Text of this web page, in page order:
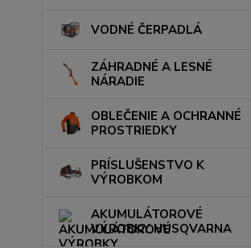
VODNÉ ČERPADLÁ
ZÁHRADNÉ A LESNÉ
NÁRADIE
OBLEČENIE A OCHRANNÉ
PROSTRIEDKY
PRÍSLUŠENSTVO K
VÝROBKOM
AKUMULÁTOROVÉ
VÝROBKY HUSQVARNA